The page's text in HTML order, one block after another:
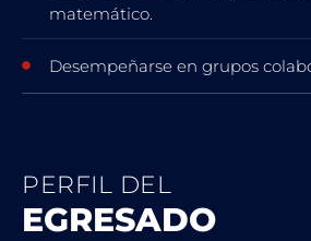
matemático.
Desempeñarse en grupos
PERFIL DEL
EGRESADO